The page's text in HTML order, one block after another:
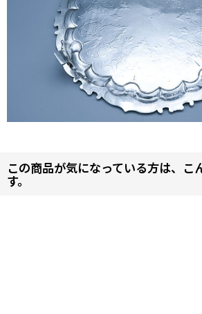
この商品が気になっている方は、こ
す。